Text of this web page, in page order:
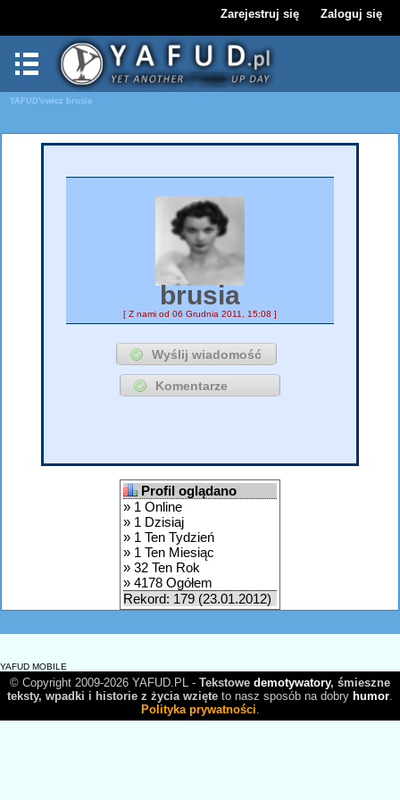
Zarejestruj się Zaloguj się
YAFUD'owicz brusia
brusia
[ Z nami od 06 Grudnia 2011, 15:08 ]
Profil oglądano
» 1 Online
» 1 Dzisiaj
» 1 Ten Tydzień
» 1 Ten Miesiąc
» 32 Ten Rok
» 4178 Ogółem
Rekord: 179 (23.01.2012)
YAFUD MOBILE
© Copyright 2009-2026 YAFUD.PL - Tekstowe demotywatory, śmieszne
teksty, wpadki i historie z życia wzięte to nasz sposób na dobry humor.
Polityka prywatności.